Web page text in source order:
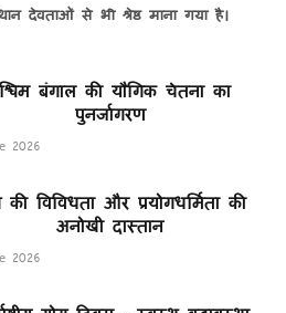
देवताओं से भी श्रेष्ठ माना गया है।
बंगाल की यौगिक चेतना का
पुनर्जागरण
2026
की विविधता और प्रयोगधर्मिता की
अनोखी दास्तान
2026